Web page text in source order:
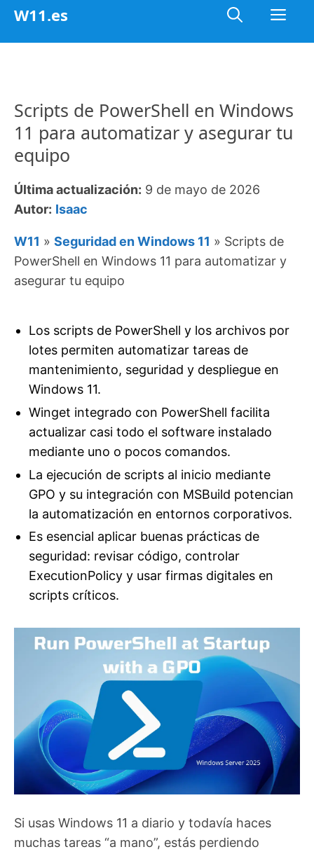
Saltar
W11.es
Scripts de PowerShell en Windows
11 para automatizar y asegurar tu
equipo
Última actualización: 9 de mayo de 2026
Autor: Isaac
W11 » Seguridad en Windows 11 » Scripts de
PowerShell en Windows 11 para automatizar y
asegurar tu equipo
Los scripts de PowerShell y los archivos por
lotes permiten automatizar tareas de
mantenimiento, seguridad y despliegue en
Windows 11.
Winget integrado con PowerShell facilita
actualizar casi todo el software instalado
mediante uno o pocos comandos.
La ejecución de scripts al inicio mediante
GPO y su integración con MSBuild potencian
la automatización en entornos corporativos.
Es esencial aplicar buenas prácticas de
seguridad: revisar código, controlar
ExecutionPolicy y usar firmas digitales en
scripts críticos.
Si usas Windows 11 a diario y todavía haces
muchas tareas “a mano”, estás perdiendo